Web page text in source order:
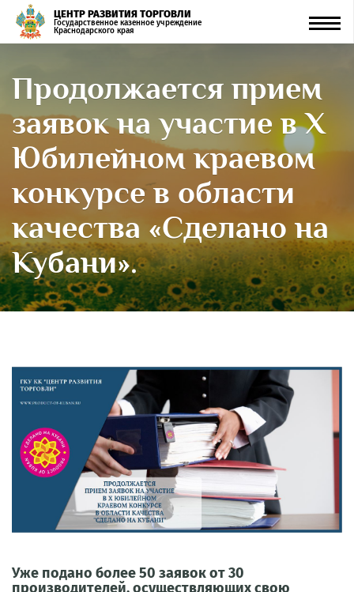
ЦЕНТР РАЗВИТИЯ ТОРГОВЛИ
Государственное казенное учреждение
Краснодарского края
Продолжается прием
заявок на участие в X
Юбилейном краевом
конкурсе в области
качества «Сделано на
Кубани».
Уже подано более 50 заявок от 30
производителей, осуществляющих свою